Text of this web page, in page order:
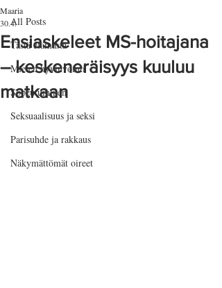
All Posts
Tästä elämästä
Mielen hyvinvointi
Sopeutuminen
Seksuaalisuus ja seksi
Parisuhde ja rakkaus
Näkymättömät oireet
Ensiaskeleet MS-hoitajana
– keskeneräisyys kuuluu
matkaan
Maaria
30.4.